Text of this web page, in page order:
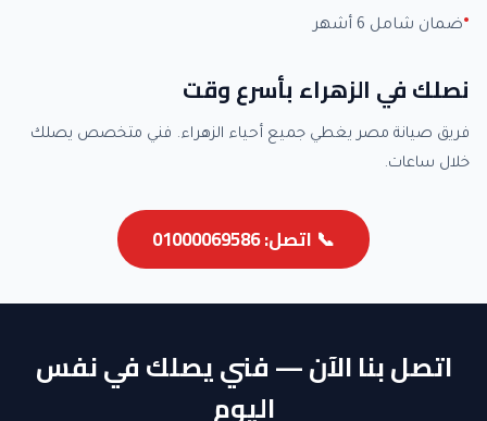
ضمان شامل 6 أشهر
نصلك في الزهراء بأسرع وقت
فريق صيانة مصر يغطي جميع أحياء الزهراء. فني متخصص يصلك
خلال ساعات.
📞 اتصل: 01000069586
اتصل بنا الآن — فني يصلك في نفس
اليوم